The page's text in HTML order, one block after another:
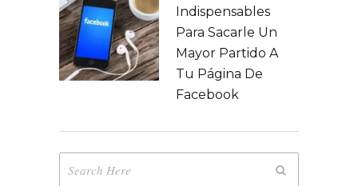
Indispensables
Para Sacarle Un
Mayor Partido A
Tu Página De
Facebook